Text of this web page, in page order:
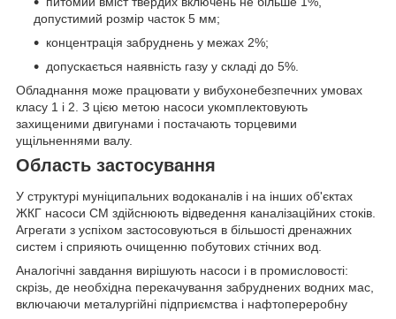
допустимий розмір часток 5 мм;
концентрація забруднень у межах 2%;
допускається наявність газу у складі до 5%.
Обладнання може працювати у вибухонебезпечних умовах
класу 1 і 2. З цією метою насоси укомплектовують
захищеними двигунами і постачають торцевими
ущільненнями валу.
Область застосування
У структурі муніципальних водоканалів і на інших об'єктах
ЖКГ насоси СМ здійснюють відведення каналізаційних стоків.
Агрегати з успіхом застосовуються в більшості дренажних
систем і сприяють очищенню побутових стічних вод.
Аналогічні завдання вирішують насоси і в промисловості:
скрізь, де необхідна перекачування забруднених водних мас,
включаючи металургійні підприємства і нафтопереробну